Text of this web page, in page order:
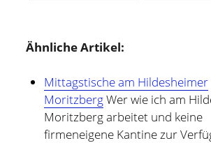
Ähnliche Artikel:
Mittagstische am Hildesheimer
MoritzbergWer wie ich am
Moritzberg arbeitet und keine
firmeneigene Kantine zur